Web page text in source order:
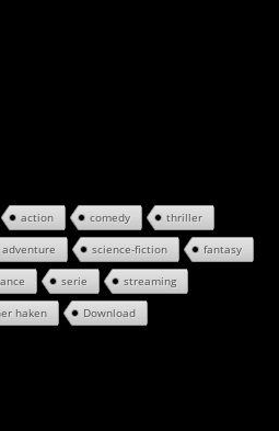
action comedy thriller
adventure science-fiction fantasy
serie streaming
haken Download